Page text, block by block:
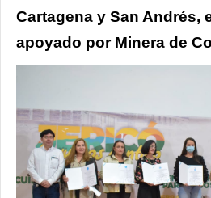
Cartagena y San Andrés,
apoyado por Minera de